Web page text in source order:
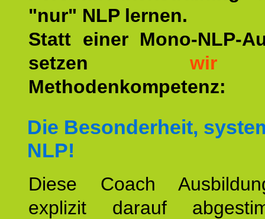
"nur" NLP lernen.
Statt einer Mono-NLP-
setzen wir
Methodenkompetenz:
Die Besonderheit,
NLP!
Diese Coach
explizit darauf